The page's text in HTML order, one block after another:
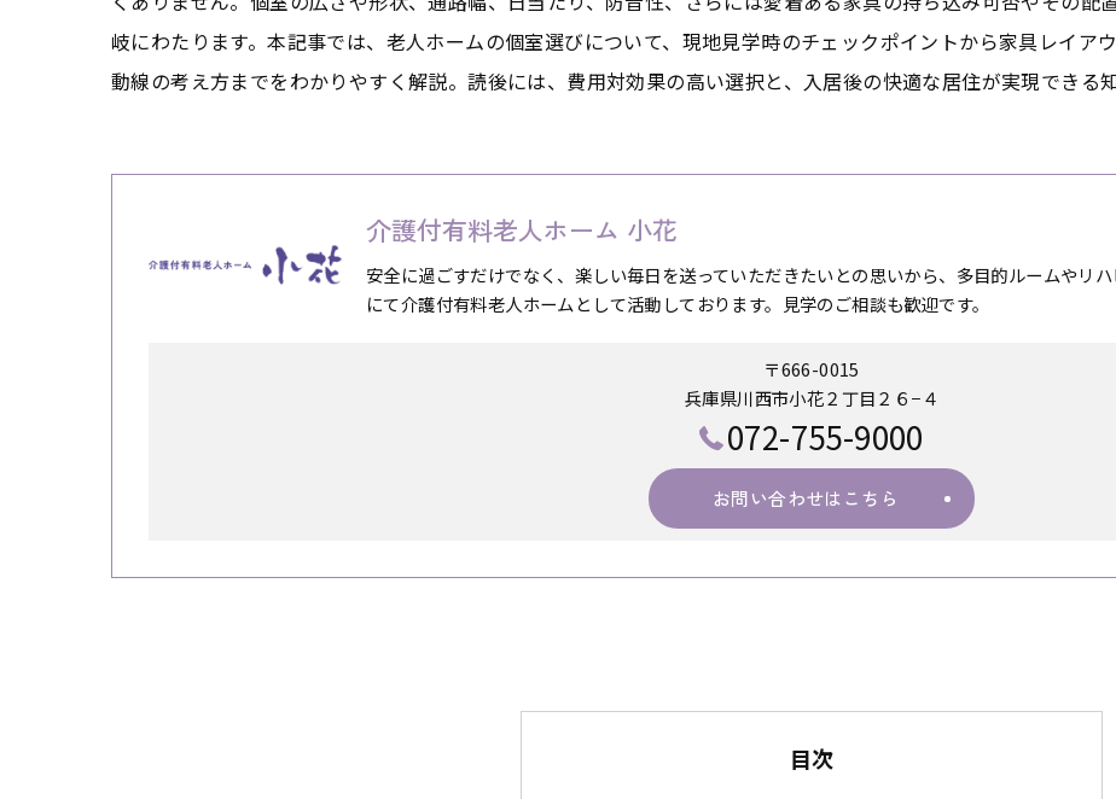
岐にわたります。本記事では、老人ホームの個室選びについて、現地見学時のチェックポイントから家具レイア
動線の考え方までをわかりやすく解説。読後には、費用対効果の高い選択と、入居後の快適な居住が実現できる
介護付有料老人ホーム 小花
安全に過ごすだけでなく、楽しい毎日を送っていただきたいとの思いから、多目的ルームやリ
にて介護付有料老人ホームとして活動しております。見学のご相談も歓迎です。
〒666-0015
兵庫県川西市小花２丁目２６−４
072-755-9000
お問い合わせはこちら
目次